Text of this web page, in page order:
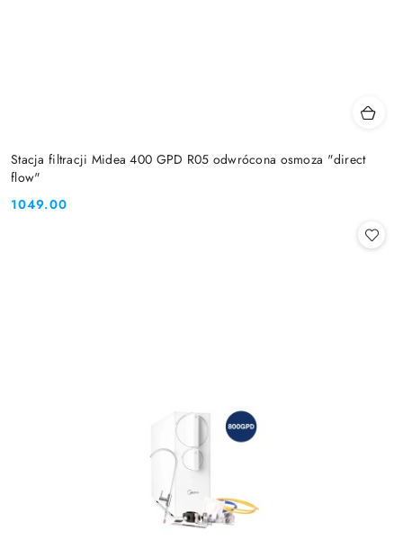
Stacja filtracji Midea 400 GPD R05 odwrócona osmoza "direct
flow"
Cena:
1049.00